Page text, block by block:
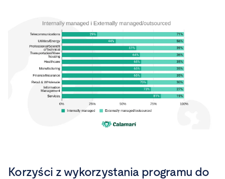
Korzyści z wykorzystania programu do